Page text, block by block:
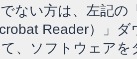
ない方は、左記の
Reader）」
、ソフトウェア